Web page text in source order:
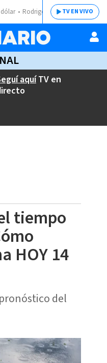
Rodrigo ChavesTV EN VIVO
aquíTV en
tiempo
HOY 14
del